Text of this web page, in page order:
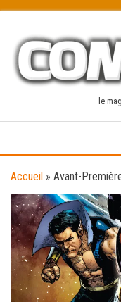
content
le
Accueil » Avant-